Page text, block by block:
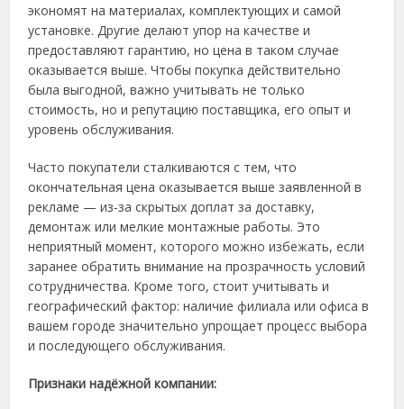
экономят на материалах, комплектующих и самой
установке. Другие делают упор на качестве и
предоставляют гарантию, но цена в таком случае
оказывается выше. Чтобы покупка действительно
была выгодной, важно учитывать не только
стоимость, но и репутацию поставщика, его опыт и
уровень обслуживания.
Часто покупатели сталкиваются с тем, что
окончательная цена оказывается выше заявленной в
рекламе — из-за скрытых доплат за доставку,
демонтаж или мелкие монтажные работы. Это
неприятный момент, которого можно избежать, если
заранее обратить внимание на прозрачность условий
сотрудничества. Кроме того, стоит учитывать и
географический фактор: наличие филиала или офиса в
вашем городе значительно упрощает процесс выбора
и последующего обслуживания.
Признаки надёжной компании: